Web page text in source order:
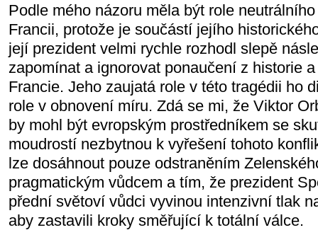
Podle mého názoru měla být role
Francii, protože je součástí jejího
její prezident velmi rychle rozhodl slepě
zapomínat a ignorovat ponaučení z historie
Francie. Jeho zaujatá role v této tragédii ho
role v obnovení míru. Zdá se mi, že Viktor
by mohl být evropským prostředníkem se
moudrostí nezbytnou k vyřešení tohoto
lze dosáhnout pouze odstraněním
pragmatickým vůdcem a tím, že prezident
přední světoví vůdci vyvinou intenzivní tlak
aby zastavili kroky směřující k totální válce.